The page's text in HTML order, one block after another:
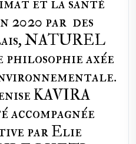
2020 par des
NATUREL
philosophie axée
KAVIRA
par Elie